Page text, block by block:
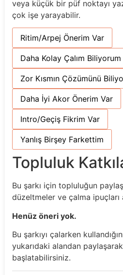
veya küçük bir püf noktayı
çok işe yarayabilir.
Ritim/Arpej Önerim Var
Daha Kolay Çalım Biliyorum
Zor Kısmın Çözümünü
Daha İyi Akor Önerim Var
Intro/Geçiş Fikrim Var
Yanlış Birşey Farkettim
Topluluk
Bu şarkı için topluluğun
düzeltmeler ve çalma ipuçları
Henüz öneri yok.
Bu şarkıyı çalarken
yukarıdaki alandan
başlatabilirsiniz.